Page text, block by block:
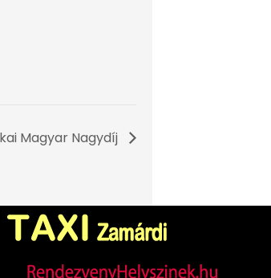
Magyar Nagydíj